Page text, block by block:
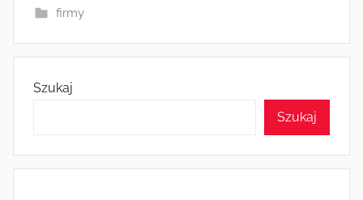
firmy
Szukaj
Szukaj